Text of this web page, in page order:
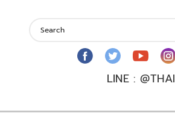
LINE :